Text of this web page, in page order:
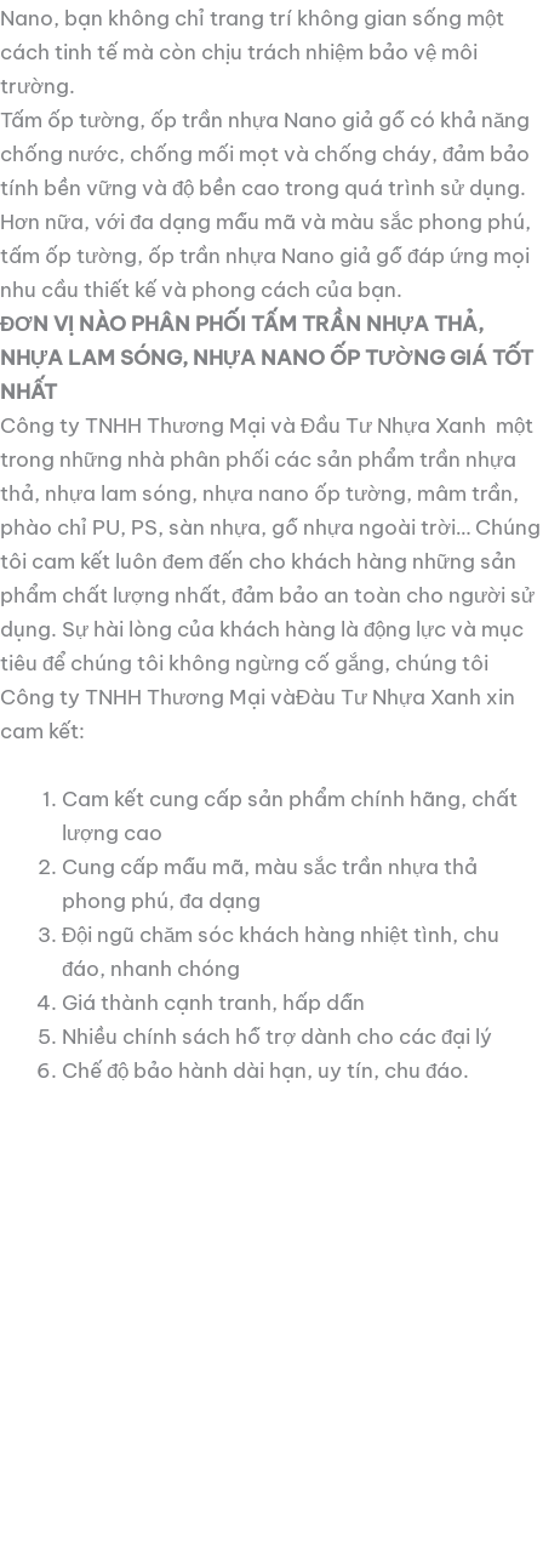
Nano, bạn không chỉ trang trí không gian sống một
cách tinh tế mà còn chịu trách nhiệm bảo vệ môi
trường.
Tấm ốp tường, ốp trần nhựa Nano giả gỗ có khả năng
chống nước, chống mối mọt và chống cháy, đảm bảo
tính bền vững và độ bền cao trong quá trình sử dụng.
Hơn nữa, với đa dạng mẫu mã và màu sắc phong phú,
tấm ốp tường, ốp trần nhựa Nano giả gỗ đáp ứng mọi
nhu cầu thiết kế và phong cách của bạn.
ĐƠN VỊ NÀO PHÂN PHỐI TẤM TRẦN NHỰA THẢ,
NHỰA LAM SÓNG, NHỰA NANO ỐP TƯỜNG GIÁ TỐT
NHẤT
Công ty TNHH Thương Mại và Đầu Tư Nhựa Xanh một
trong những nhà phân phối các sản phẩm trần nhựa
thả, nhựa lam sóng, nhựa nano ốp tường, mâm trần,
phào chỉ PU, PS, sàn nhựa, gỗ nhựa ngoài trời… Chúng
tôi cam kết luôn đem đến cho khách hàng những sản
phẩm chất lượng nhất, đảm bảo an toàn cho người sử
dụng. Sự hài lòng của khách hàng là động lực và mục
tiêu để chúng tôi không ngừng cố gắng, chúng tôi
Công ty TNHH Thương Mại vàĐàu Tư Nhựa Xanh xin
cam kết:
Cam kết cung cấp sản phẩm chính hãng, chất
lượng cao
Cung cấp mẫu mã, màu sắc trần nhựa thả
phong phú, đa dạng
Đội ngũ chăm sóc khách hàng nhiệt tình, chu
đáo, nhanh chóng
Giá thành cạnh tranh, hấp dẫn
Nhiều chính sách hỗ trợ dành cho các đại lý
Chế độ bảo hành dài hạn, uy tín, chu đáo.